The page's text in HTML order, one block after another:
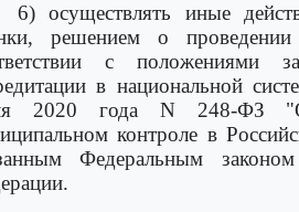
6) осуществлять иные
решением о
с положениями
в национальной
2020 года N 248-ФЗ "О
контроле в
Федеральным